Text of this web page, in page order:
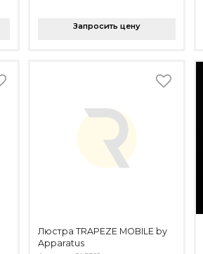
Запросить цену
Люстра TRAPEZE MOBILE by
Apparatus